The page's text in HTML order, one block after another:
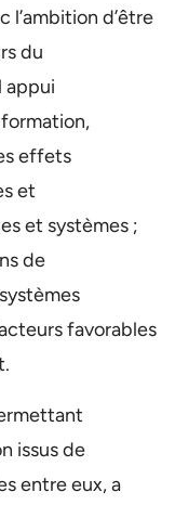
l’ambition d’être
du
appui
effets
et
et systèmes ;
de
favorables
issus de
entre eux, a